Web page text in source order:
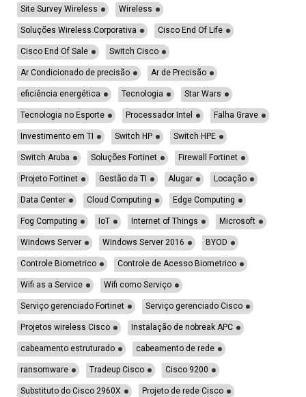
Site Survey Wireless Wireless
Soluções Wireless Corporativa Cisco End Of Life
Cisco End Of Sale Switch Cisco
Ar Condicionado de precisão Ar de Precisão
eficiência energética Tecnologia Star Wars
Tecnologia no Esporte Processador Intel Falha Grave
Investimento em TI Switch HP Switch HPE
Switch Aruba Soluções Fortinet Firewall Fortinet
Projeto Fortinet Gestão da TI Alugar Locação
Data Center Cloud Computing Edge Computing
Fog Computing IoT Internet of Things Microsoft
Windows Server Windows Server 2016 BYOD
Controle Biometrico Controle de Acesso Biometrico
Wifi as a Service Wifi como Serviço
Serviço gerenciado Fortinet Serviço gerenciado Cisco
Projetos wireless Cisco Instalação de nobreak APC
cabeamento estruturado cabeamento de rede
ransomware Tradeup Cisco Cisco 9200
Substituto do Cisco 2960X Projeto de rede Cisco